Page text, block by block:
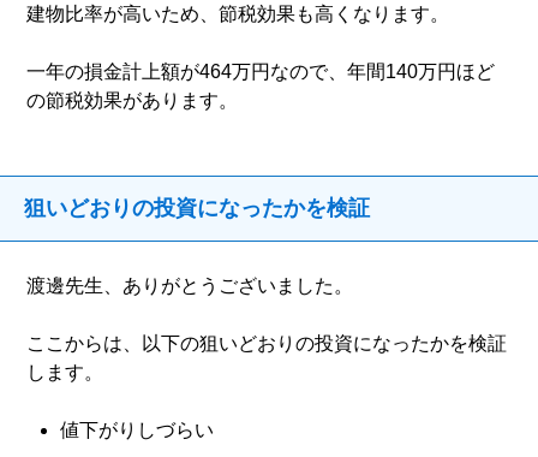
建物比率が高いため、節税効果も高くなります。
一年の損金計上額が464万円なので、年間140万円ほど
の節税効果があります。
狙いどおりの投資になったかを検証
渡邊先生、ありがとうございました。
ここからは、以下の狙いどおりの投資になったかを検証
します。
値下がりしづらい